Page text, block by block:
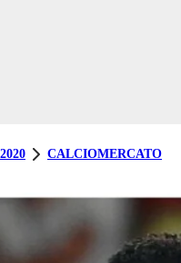
CALCIOMERCATO